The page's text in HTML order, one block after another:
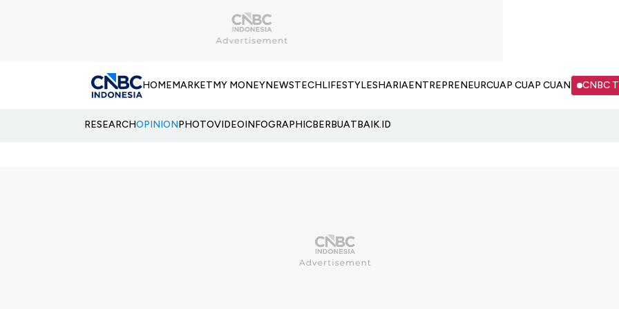
HOMEMARKETMY MONEYNEWSTECHLIFESTYLESHARIAENTREPRENEURCUAP CUAP CUAN CNBC
RESEARCHOPINIONPHOTOVIDEOINFOGRAPHICBERBUATBAIK.ID